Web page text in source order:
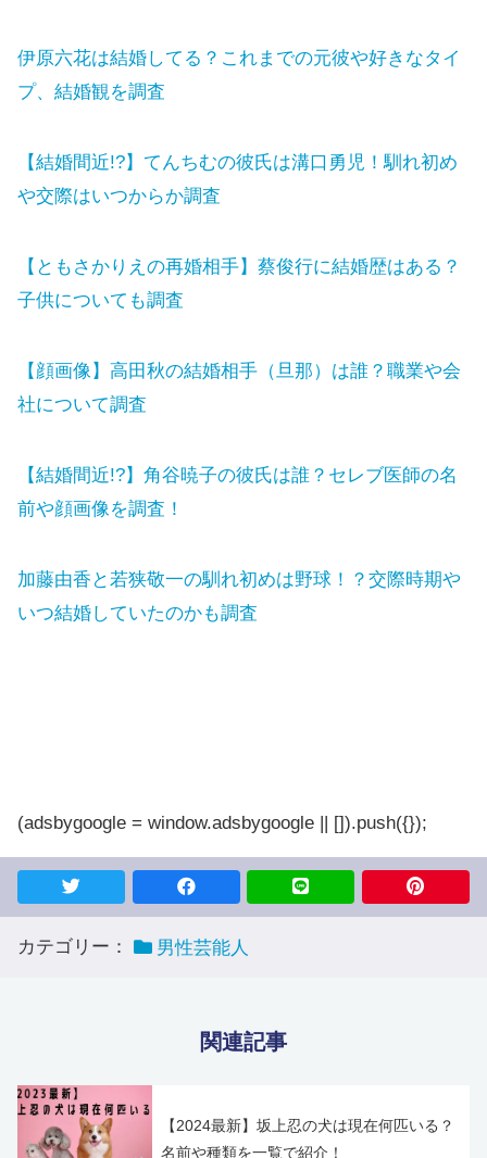
伊原六花は結婚してる？これまでの元彼や好きなタイ
プ、結婚観を調査
【結婚間近!?】てんちむの彼氏は溝口勇児！馴れ初め
や交際はいつからか調査
【ともさかりえの再婚相手】蔡俊行に結婚歴はある？
子供についても調査
【顔画像】高田秋の結婚相手（旦那）は誰？職業や会
社について調査
【結婚間近!?】角谷暁子の彼氏は誰？セレブ医師の名
前や顔画像を調査！
加藤由香と若狭敬一の馴れ初めは野球！？交際時期や
いつ結婚していたのかも調査
(adsbygoogle = window.adsbygoogle || []).push({});
カテゴリー： 男性芸能人
関連記事
【2024最新】坂上忍の犬は現在何匹いる？
名前や種類を一覧で紹介！